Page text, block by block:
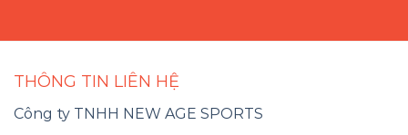
THÔNG TIN LIÊN HỆ
Công ty TNHH NEW AGE SPORTS